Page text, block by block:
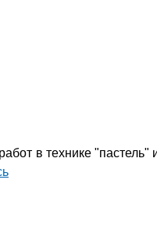
в технике "пастель"